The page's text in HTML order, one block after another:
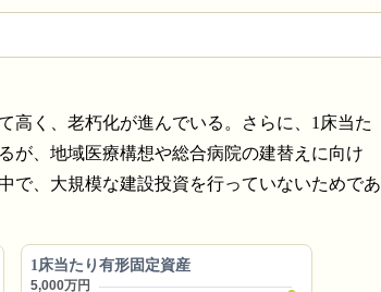
高く、老朽化が進んでいる。さらに、1床当た
が、地域医療構想や総合病院の建替えに向け
で、大規模な建設投資を行っていないためであ
1床当たり有形固定資産